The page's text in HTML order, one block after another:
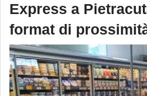
Express a
format di